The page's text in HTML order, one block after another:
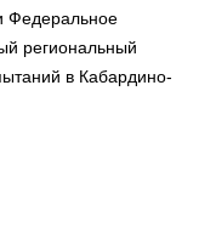
Федеральное
региональный
в Кабардино-